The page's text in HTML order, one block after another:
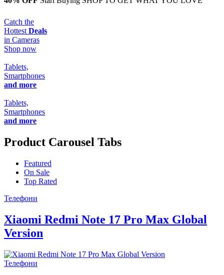
Catch the
Hottest Deals
in Cameras
Shop now
Tablets,
Smartphones
and more
Tablets,
Smartphones
and more
Product Carousel Tabs
Featured
On Sale
Top Rated
Телефони
Xiaomi Redmi Note 17 Pro Max Global
Version
Телефони